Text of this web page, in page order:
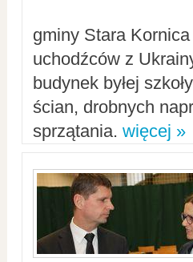
gminy Stara
uchodźców z
budynek byłej
ścian, drobnych
sprzątania. więcej »